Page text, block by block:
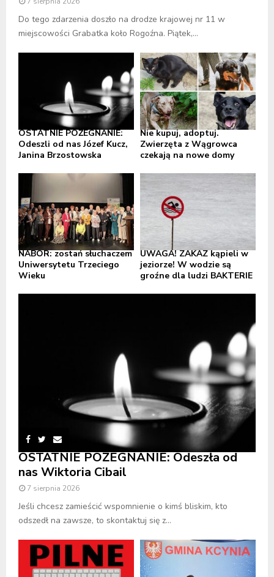
Do tego zdarzenia doszło na drodze krajowej nr 11 w
miejscowości Grabatka koło Rogoźna. Piątek,...
OSTATNIE POŻEGNANIE:
Odeszli od nas Józef Kucz,
Janina Brzostowska
Nie kupuj, adoptuj.
Zwierzęta z Wągrowca
czekają na nowe domy
NABÓR: zostań słuchaczem
Uniwersytetu Trzeciego
Wieku
UWAGA! ZAKAZ kąpieli w
jeziorze! W wodzie są
groźne dla ludzi BAKTERIE
OSTATNIE POŻEGNANIE: Odeszła od
nas Wiktoria Cibail
7 sierpnia 2026
Jeśli chcesz zamieścić wspomnienie o kimś bliskim, kto
odszedł na zawsze, to skontaktuj się z...